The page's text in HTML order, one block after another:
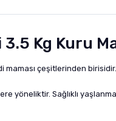
Kg Kuru
çeşitlerinden birisidir.
yöneliktir. Sağlıklı